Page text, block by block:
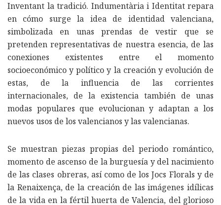
Inventant la tradició. Indumentària i Identitat repara
en cómo surge la idea de identidad valenciana,
simbolizada en unas prendas de vestir que se
pretenden representativas de nuestra esencia, de las
conexiones existentes entre el momento
socioeconómico y político y la creación y evolución de
estas, de la influencia de las corrientes
internacionales, de la existencia también de unas
modas populares que evolucionan y adaptan a los
nuevos usos de los valencianos y las valencianas.
Se muestran piezas propias del periodo romántico,
momento de ascenso de la burguesía y del nacimiento
de las clases obreras, así como de los Jocs Florals y de
la Renaixença, de la creación de las imágenes idílicas
de la vida en la fértil huerta de Valencia, del glorioso